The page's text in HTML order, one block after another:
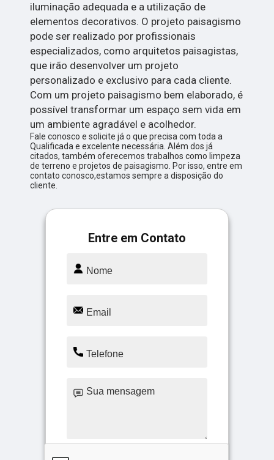
iluminação adequada e a utilização de
elementos decorativos. O projeto paisagismo
pode ser realizado por profissionais
especializados, como arquitetos paisagistas,
que irão desenvolver um projeto
personalizado e exclusivo para cada cliente.
Com um projeto paisagismo bem elaborado, é
possível transformar um espaço sem vida em
um ambiente agradável e acolhedor.
Fale conosco e solicite já o que precisa com toda a
Qualificada e excelente necessária. Além dos já
citados, também oferecemos trabalhos como limpeza
de terreno e projetos de paisagismo. Por isso, entre em
contato conosco,estamos sempre a disposição do
cliente.
Entre em Contato